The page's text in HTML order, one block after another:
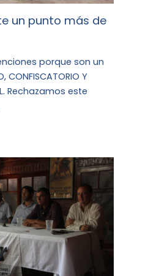
un punto más de
porque son un
CONFISCATORIO Y
Rechazamos este